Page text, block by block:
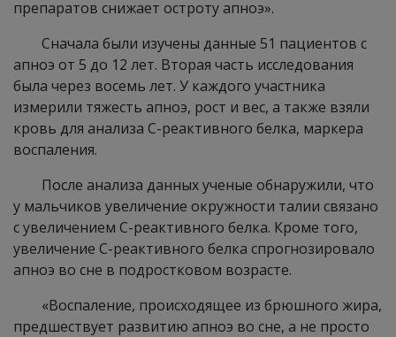
препаратов снижает остроту апноэ».
Сначала были изучены данные 51 пациентов с
апноэ от 5 до 12 лет. Вторая часть исследования
была через восемь лет. У каждого участника
измерили тяжесть апноэ, рост и вес, а также взяли
кровь для анализа С-реактивного белка, маркера
воспаления.
После анализа данных ученые обнаружили, что
у мальчиков увеличение окружности талии связано
с увеличением С-реактивного белка. Кроме того,
увеличение С-реактивного белка спрогнозировало
апноэ во сне в подростковом возрасте.
«Воспаление, происходящее из брюшного жира,
предшествует развитию апноэ во сне, а не просто